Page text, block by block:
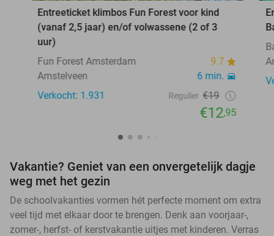
Entreeticket klimbos Fun Forest voor kind
(vanaf 2,5 jaar) en/of volwassene (2 of 3
uur)
Fun Forest Amsterdam
9.7
Amstelveen
6 min.
Verkocht: 1.931
Regulier €19
€12,95
Vakantie? Geniet van een onvergetelijk dagje
weg met het gezin
De schoolvakanties vormen hét perfecte moment om extra
veel tijd met elkaar door te brengen. Denk aan voorjaar-,
zomer-, herfst- of kerstvakantie uitjes met kinderen. Verras